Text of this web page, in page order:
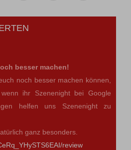
besser machen!
noch besser machen können,
ihr Szenenight bei Google
helfen uns Szenenight zu
ganz besonders.
review